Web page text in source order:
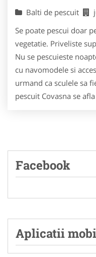
Balti de pescuit
Se poate pescui doar
vegetatie. Priveliste
Nu se pescuieste
cu navomodele si
urmand ca sculele sa
pescuit Covasna se
Facebook
Aplicatii